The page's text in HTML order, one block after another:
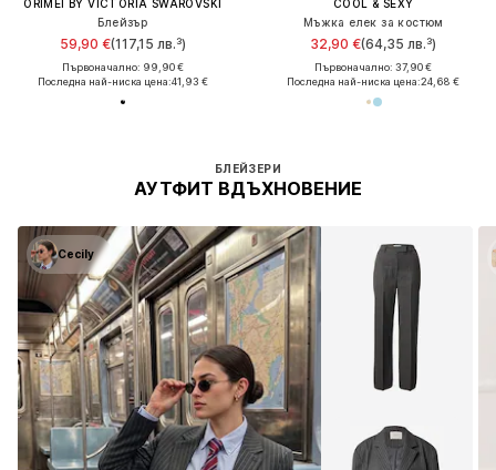
ORIMEI BY VICTORIA SWAROVSKI
Блейзър
59,90 €(117,15 лв.³)
Първоначално: 99,90 €
Последна най-ниска цена:41,93 €
COOL & SEXY
Мъжка елек за костюм
32,90 €(64,35 лв.³)
Първоначално: 37,90 €
Последна най-ниска цена:24,68 €
БЛЕЙЗЕРИ
АУТФИТ ВДЪХНОВЕНИЕ
Cecily